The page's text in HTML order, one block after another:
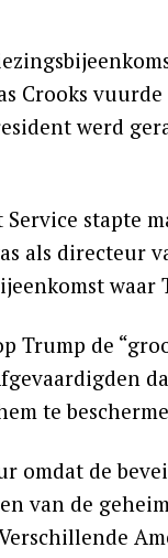
Crooks
werd
stapte
als directeur
waar
Trump de
te
omdat de
van de